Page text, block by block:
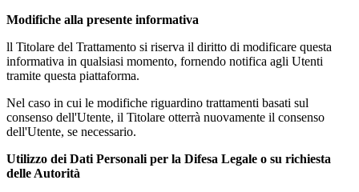
Modifiche alla presente informativa
ll Titolare del Trattamento si riserva il diritto di modificare questa
informativa in qualsiasi momento, fornendo notifica agli Utenti
tramite questa piattaforma.
Nel caso in cui le modifiche riguardino trattamenti basati sul
consenso dell'Utente, il Titolare otterrà nuovamente il consenso
dell'Utente, se necessario.
Utilizzo dei Dati Personali per la Difesa Legale o su richiesta
delle Autorità